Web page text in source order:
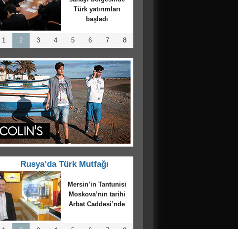
Rusya’da yüz bin
işçiyi giydirdi
1 2 3 4 5 6 7 8
Rusya’da Türk Mutfağı
Moskova’da “Paşa
Restoran” memleket
özlemini giderecek